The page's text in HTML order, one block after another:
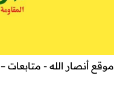
موقع أنصار الله - متابعات – 9 ذو القعدة 1447هـ